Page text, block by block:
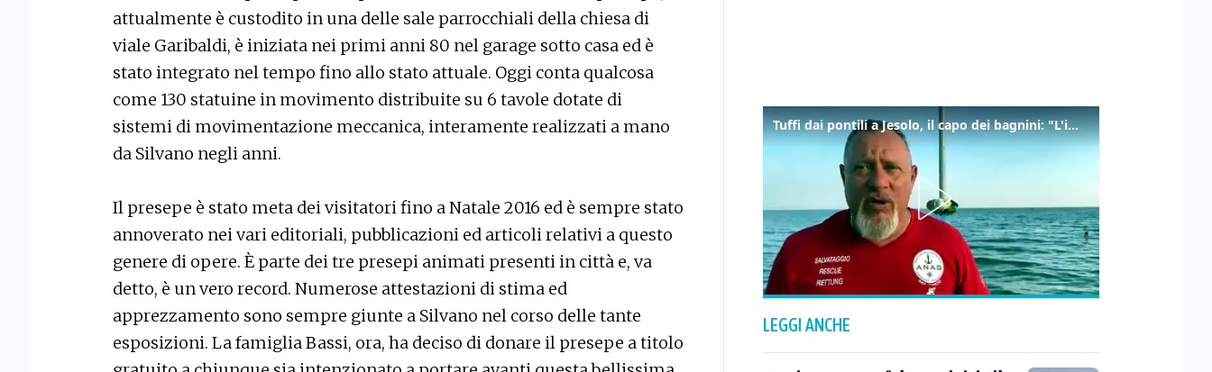
attualmente è custodito in una delle sale parrocchiali della chiesa di
viale Garibaldi, è iniziata nei primi anni 80 nel garage sotto casa ed è
stato integrato nel tempo fino allo stato attuale. Oggi conta qualcosa
come 130 statuine in movimento distribuite su 6 tavole dotate di
sistemi di movimentazione meccanica, interamente realizzati a mano
da Silvano negli anni.
Il presepe è stato meta dei visitatori fino a Natale 2016 ed è sempre stato
annoverato nei vari editoriali, pubblicazioni ed articoli relativi a questo
genere di opere. È parte dei tre presepi animati presenti in città e, va
detto, è un vero record. Numerose attestazioni di stima ed
apprezzamento sono sempre giunte a Silvano nel corso delle tante
esposizioni. La famiglia Bassi, ora, ha deciso di donare il presepe a titolo
Tuffi dai pontili a Jesolo, il capo dei bagnini: "L'impegno di tutti per evitare altre tragedie"
LEGGI ANCHE